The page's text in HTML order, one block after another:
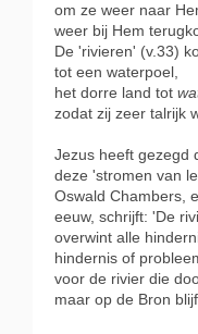
om ze weer naar
weer bij Hem
De 'rivieren' (v.33)
tot een waterpoel,
het dorre land tot
zodat zij zeer talrijk
Jezus heeft gezegd
deze 'stromen van
Oswald Chambers,
eeuw, schrijft: 'De
overwint alle
hindernis of
voor de rivier die
maar op de Bron